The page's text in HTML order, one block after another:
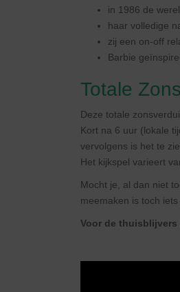
in 1986 de
haar volledige
zij een on-off
Barbie
Totale
Deze totale
Kort na 6 uur (lokale
vervolgens is het te
Het kijkspel varieert
Mocht je, al dan niet
meemaken is toch iets
Voor de